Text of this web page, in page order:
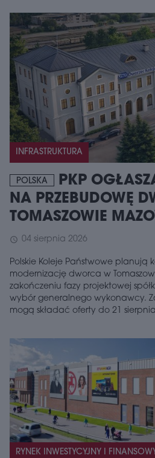
INFRASTRUKTURA
POLSKA
PKP
NA PRZEBUDOWĘ
TOMASZOWIE
schedule 04 sierpnia 2026
Polskie Koleje Państwowe planują
modernizację dworca w
zakończeniu fazy projektowej
wybór generalnego wykonawcy.
mogą składać oferty do 21
RYNEK INWESTYCYJNY I